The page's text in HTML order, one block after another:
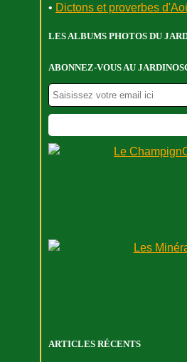
• Dictons et proverbes
LES ALBUMS PHOTOS DU
ABONNEZ-VOUS AU
ARTICLES RÉCENTS